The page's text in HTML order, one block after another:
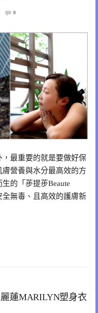
0
最重要的就是要做好保
營養與水分最高效的方
的「荹提荹Beaute
全無毒、且高效的護膚新
蓮MARILYN塑身衣